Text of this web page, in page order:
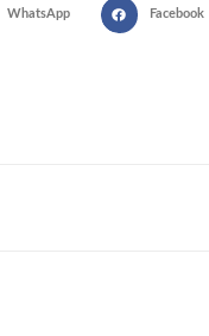
WhatsApp Facebook